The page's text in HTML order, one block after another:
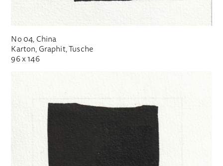
No 04, China
Karton, Graphit, Tusche
96 x 146